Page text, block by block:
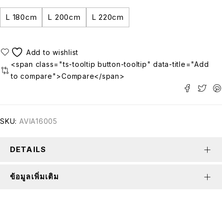
L 180cm L 200cm L 220cm
<span class="ts-tooltip button-tooltip" data-title="Add
to compare">Compare</span>
SKU: AVIA16005
DETAILS
ข้อมูลเพิ่มเติม